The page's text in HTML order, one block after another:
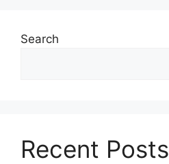
Search
Recent Posts